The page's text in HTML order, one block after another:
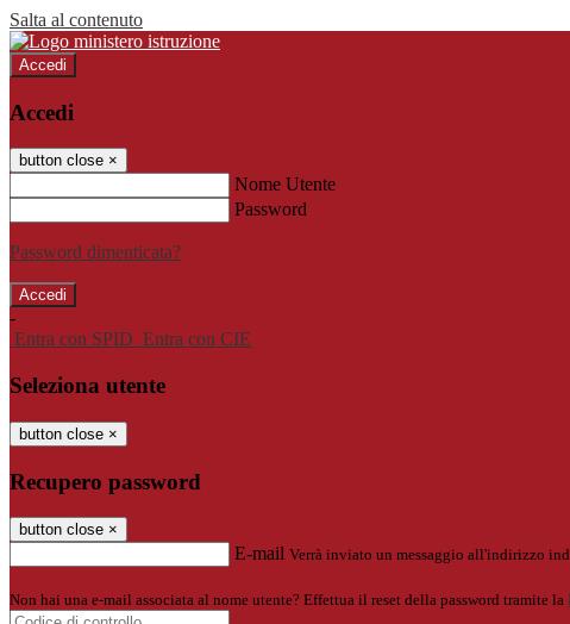
Salta al contenuto
Accedi
Accedi
button close ×
Nome Utente
Password
Password dimenticata?
-
Entra con SPID Entra con CIE
Seleziona utente
button close ×
Recupero password
button close ×
E-mail Verrà inviato un messaggio all'indirizzo
Non hai una e-mail associata al nome utente? Effettua il reset della password tramite la